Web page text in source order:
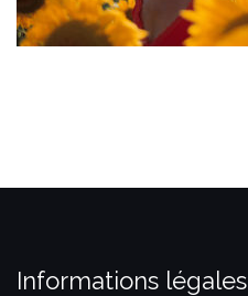
Informations légales